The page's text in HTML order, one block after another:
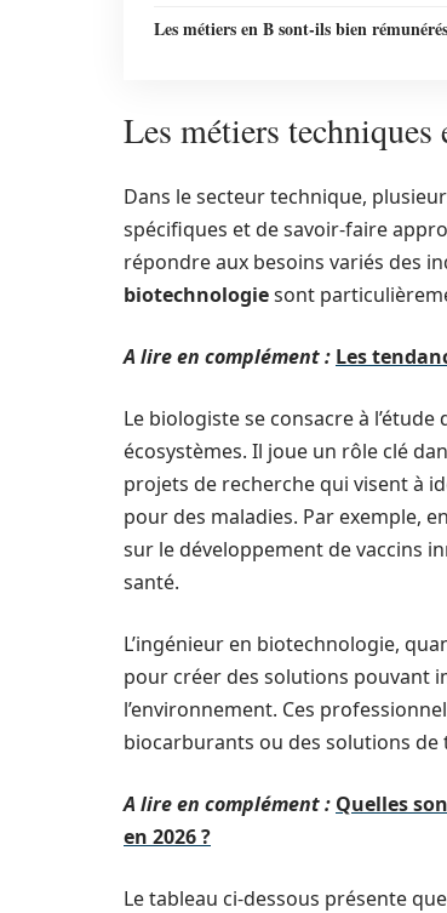
Les métiers en B sont-ils bien
Les métiers
Dans le secteur technique,
spécifiques et de savoir-faire
répondre aux besoins variés des
biotechnologiesont
A lire en complément : Les
Le biologiste se consacre à
écosystèmes. Il joue un rôle clé
projets de recherche qui visent à
pour des maladies. Par exemple,
sur le développement de vaccins
santé.
L’ingénieur en biotechnologie,
pour créer des solutions pouvant
l’environnement. Ces
biocarburants ou des solutions
A lire en complément : Quelles
en 2026 ?
Le tableau ci-dessous présente